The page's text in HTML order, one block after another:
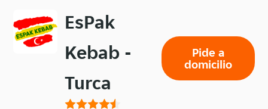
menú
principal
EsPak
Kebab -
Turca
Pide a
domicilio